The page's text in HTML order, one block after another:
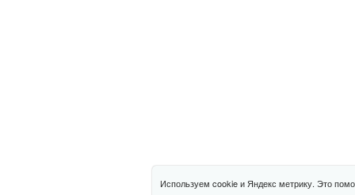
Используем cookie и Яндекс метрику. Это